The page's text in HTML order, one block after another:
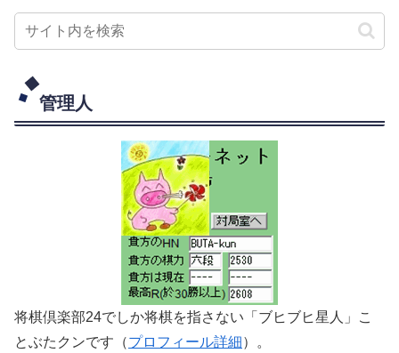
管理人
将棋倶楽部24でしか将棋を指さない「ブヒブヒ星人」こ
とぶたクンです（プロフィール詳細）。